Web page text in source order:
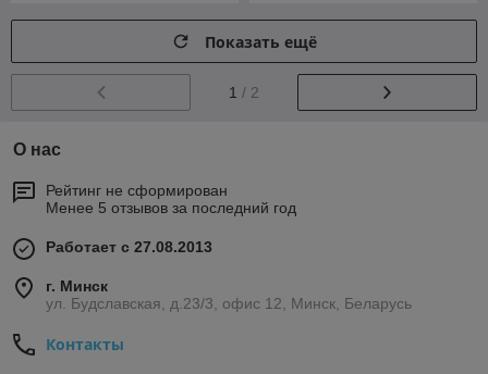
Показать ещё
1 / 2
О нас
Рейтинг не сформирован
Менее 5 отзывов за последний год
Работает с 27.08.2013
г. Минск
ул. Будславская, д.23/3, офис 12, Минск, Беларусь
Контакты